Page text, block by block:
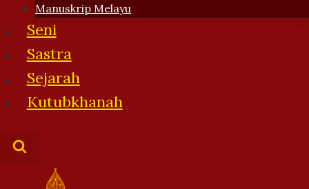
Manuskrip Melayu
Seni
Sastra
Sejarah
Kutubkhanah